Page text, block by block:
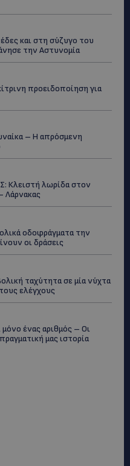
και στη σύζυγο του
την Αστυνομία
προειδοποίηση για
– Η απρόσμενη
Κλειστή λωρίδα στον
Λάρνακας
οδοφράγματα την
οι δράσεις
ταχύτητα σε μία νύχτα
ελέγχους
ένας αριθμός – Οι
μας ιστορία